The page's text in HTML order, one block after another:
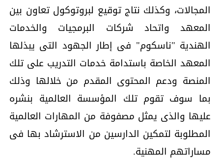
المجالات، وكذلك نتاج توقيع لبروتوكول تعاون بين
المعهد واتحاد شركات البرمجيات والخدمات
الهندية "ناسكوم" فى إطار الجهود التى يبذلها
المعهد الخاصة باستدامة خدمات التدريب على تلك
المنصة ودعم المحتوى المقدم من خلالها وذلك
بما سوف تقوم تلك المؤسسة العالمية بنشره
عليها والذى يمثل مصفوفة من المهارات العالمية
المطلوبة لتمكين الدارسين من الاسترشاد بها فى
مساراتهم المهنية.